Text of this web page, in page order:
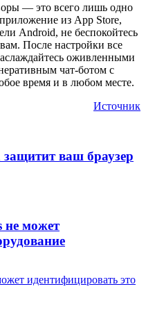
— это всего лишь одно
из App Store,
Android, не беспокойтесь
После настройки все
оживленными
чат-ботом с
время и в любом месте.
Источник
ваш браузер
не может